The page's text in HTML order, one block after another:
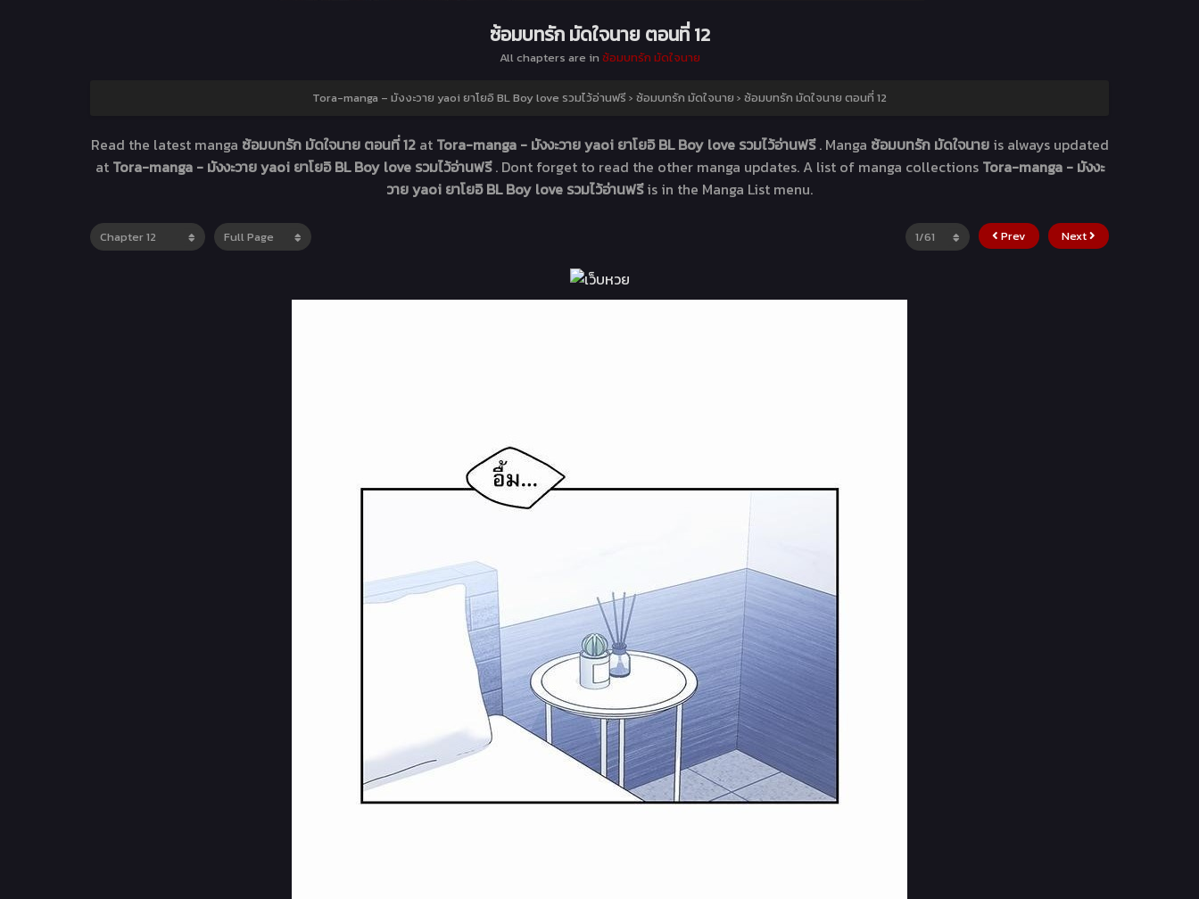
ซ้อมบทรัก มัดใจนาย ตอนที่ 12
All chapters are in ซ้อมบทรัก มัดใจนาย
Tora-manga – มังงะวาย yaoi ยาโยอิ BL Boy love รวมไว้อ่านฟรี › ซ้อมบทรัก มัดใจนาย › ซ้อมบทรัก มัดใจนาย ตอนที่ 12
Read the latest manga ซ้อมบทรัก มัดใจนาย ตอนที่ 12 at Tora-manga - มังงะวาย yaoi ยาโยอิ BL Boy love รวมไว้อ่านฟรี. Manga ซ้อมบทรัก มัดใจนาย is always updated
at Tora-manga - มังงะวาย yaoi ยาโยอิ BL Boy love รวมไว้อ่านฟรี. Dont forget to read the other manga updates. A list of manga collections Tora-manga - มังงะ
วาย yaoi ยาโยอิ BL Boy love รวมไว้อ่านฟรีis in the Manga List menu.
Prev Next